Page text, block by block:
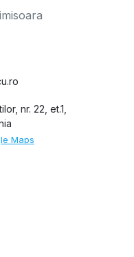
nr. 22, et.1,
Maps